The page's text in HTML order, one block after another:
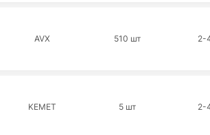
AVX 510 шт 2-
KEMET 5 шт 2-